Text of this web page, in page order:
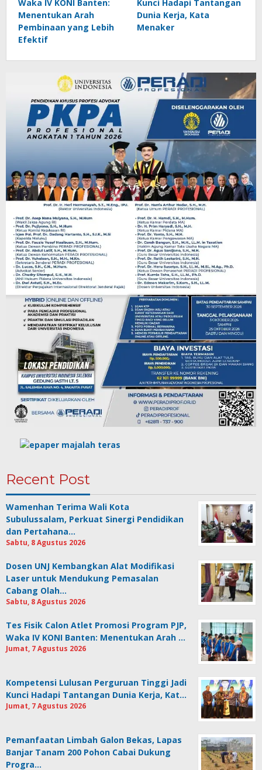
Waka IV KONI Banten:
Menentukan Arah
Pembinaan yang Lebih
Efektif
Kunci Hadapi Tantangan
Dunia Kerja, Kata
Menaker
Recent Post
Wamenhan Terima Wali Kota
Subulussalam, Perkuat Sinergi Pendidikan
dan Pertahana…
Sabtu, 8 Agustus 2026
Dosen UNJ Kembangkan Alat Modifikasi
Laser untuk Mendukung Pemasalan
Cabang Olah…
Sabtu, 8 Agustus 2026
Tes Fisik Calon Atlet Promosi Program PJP,
Waka IV KONI Banten: Menentukan Arah …
Jumat, 7 Agustus 2026
Kompetensi Lulusan Perguruan Tinggi Jadi
Kunci Hadapi Tantangan Dunia Kerja, Kat…
Jumat, 7 Agustus 2026
Pemanfaatan Limbah Galon Bekas, Lapas
Banjar Tanam 200 Pohon Cabai Dukung
Progra…